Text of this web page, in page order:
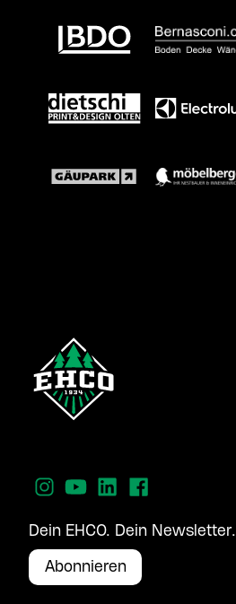
Dein EHCO. Dein Newsletter.
Abonnieren